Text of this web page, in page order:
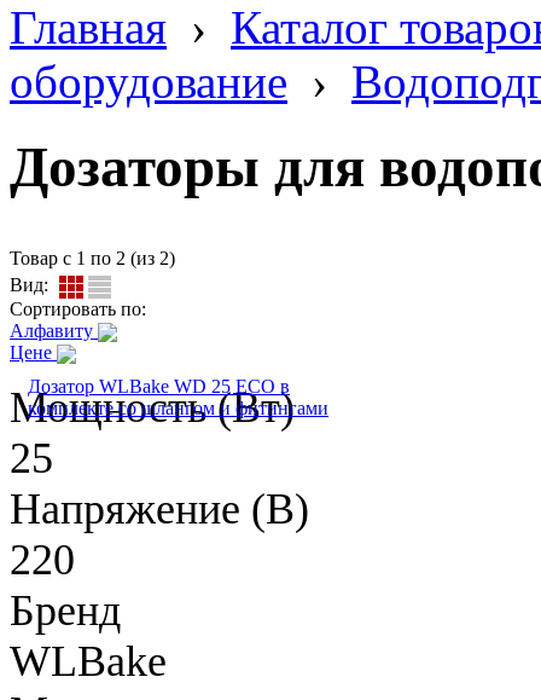
Главная › Каталог
оборудование ›
Дозаторы для
Товар с 1 по 2 (из 2)
Вид:
Сортировать по:
Алфавиту
Цене
Дозатор WLBake WD 25 ECO в
комплекте со шлангом и фитингами
Мощность (Вт)
25
Напряжение (В)
220
Бренд
WLBake